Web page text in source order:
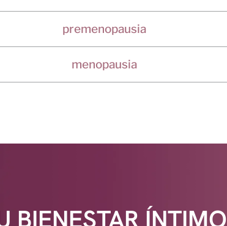
premenopausia
menopausia
BIENESTAR ÍNTIMO